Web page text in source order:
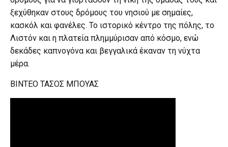
ξεχύθηκαν στους δρόμους του νησιού με σημαίες,
κασκόλ και φανέλες. Το ιστορικό κέντρο της πόλης, το
Λιστόν και η πλατεία πλημμύρισαν από κόσμο, ενώ
δεκάδες καπνογόνα και βεγγαλικά έκαναν τη νύχτα
μέρα.
ΒΙΝΤΕΟ ΤΑΣΟΣ ΜΠΟΥΑΣ